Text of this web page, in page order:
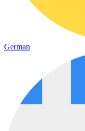
German